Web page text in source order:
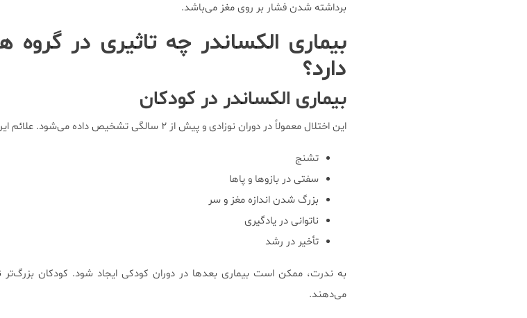
برداشته شدن فشار بر روی مغز می‌باشد.
بیماری الکساندر چه تاثیری در
دارد؟
بیماری الکساندر در کودکان
این اختلال معمولاً در دوران نوزادی و پیش از ۲ سالگی تشخیص داده می‌شود. علائم این اختلال در کودکی عبارت است از:
تشنج
سفتی در بازوها و پاها
بزرگ شدن اندازه مغز و سر
ناتوانی در یادگیری
تأخیر در رشد
به ندرت، ممکن است بیماری بعدها در دوران کودکی ایجاد شود. کودکان بزرگ‌تر
می‌دهند.